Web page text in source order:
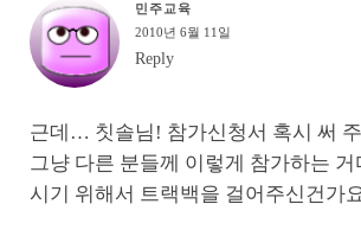
민주교육
2010년 6월 11일
Reply
근데… 칫솔님! 참가신청서 혹시 써
그냥 다른 분들께 이렇게 참가하는
시기 위해서 트랙백을 걸어주신건가